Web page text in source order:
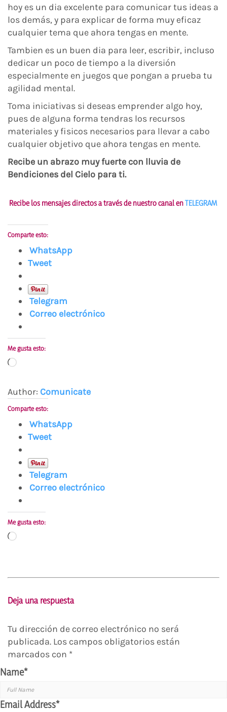
hoy es un dia excelente para comunicar tus ideas a
los demás, y para explicar de forma muy eficaz
cualquier tema que ahora tengas en mente.
Tambien es un buen dia para leer, escribir, incluso
dedicar un poco de tiempo a la diversión
especialmente en juegos que pongan a prueba tu
agilidad mental.
Toma iniciativas si deseas emprender algo hoy,
pues de alguna forma tendras los recursos
materiales y fisicos necesarios para llevar a cabo
cualquier objetivo que ahora tengas en mente.
Recibe un abrazo muy fuerte con lluvia de
Bendiciones del Cielo para ti.
Recibe los mensajes directos a través de nuestro canal enTELEGRAM
Comparte esto:
WhatsApp
Tweet
Telegram
Correo electrónico
Me gusta esto:
Cargando...
Author: Comunicate
Comparte esto:
WhatsApp
Tweet
Telegram
Correo electrónico
Me gusta esto:
Cargando...
Deja una respuesta
Tu dirección de correo electrónico no será
publicada. Los campos obligatorios están
marcados con *
Name*
Email Address*